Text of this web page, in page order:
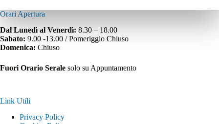
Orari Apertura
Dal Lunedì al Venerdì: 8.30 – 18.00
Sabato: 9.00 -13.00 / Pomeriggio Chiuso
Domenica: Chiuso
Fuori Orario Serale solo su Appuntamento
Link Utili
Privacy Policy